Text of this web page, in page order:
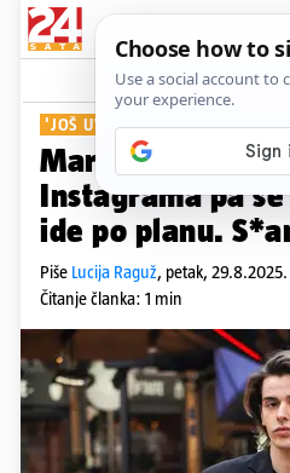
'JOŠ UVIJEK SE BORIM'
Marko Bošnjak
Instagrama pa
ide po planu.
Piše Lucija Raguž, petak, 29.8.2025.
Čitanje članka: 1 min